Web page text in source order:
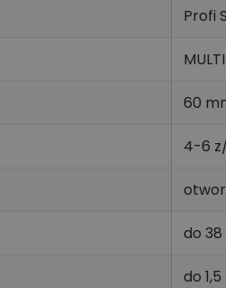
Profi
MULTI
60
4-6
do
do